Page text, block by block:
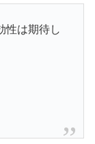
性は期待し